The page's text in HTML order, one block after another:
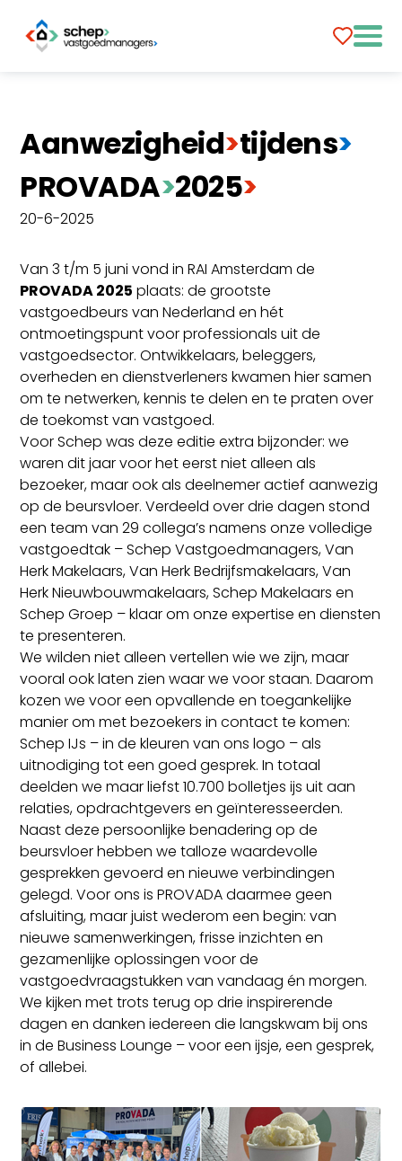
Aanwezigheid>tijdens>
PROVADA>​2025>
20-6-2025
Van 3 t/m 5 juni vond in RAI Amsterdam de
PROVADA 2025 plaats: de grootste
vastgoedbeurs van Nederland en hét
ontmoetingspunt voor professionals uit de
vastgoedsector. Ontwikkelaars, beleggers,
overheden en dienstverleners kwamen hier samen
om te netwerken, kennis te delen en te praten over
de toekomst van vastgoed.
Voor Schep was deze editie extra bijzonder: we
waren dit jaar voor het eerst niet alleen als
bezoeker, maar ook als deelnemer actief aanwezig
op de beursvloer. Verdeeld over drie dagen stond
een team van 29 collega’s namens onze volledige
vastgoedtak – Schep Vastgoedmanagers, Van
Herk Makelaars, Van Herk Bedrijfsmakelaars, Van
Herk Nieuwbouwmakelaars, Schep Makelaars en
Schep Groep – klaar om onze expertise en diensten
te presenteren.
We wilden niet alleen vertellen wie we zijn, maar
vooral ook laten zien waar we voor staan. Daarom
kozen we voor een opvallende en toegankelijke
manier om met bezoekers in contact te komen:
Schep IJs – in de kleuren van ons logo – als
uitnodiging tot een goed gesprek. In totaal
deelden we maar liefst 10.700 bolletjes ijs uit aan
relaties, opdrachtgevers en geïnteresseerden.
Naast deze persoonlijke benadering op de
beursvloer hebben we talloze waardevolle
gesprekken gevoerd en nieuwe verbindingen
gelegd. Voor ons is PROVADA daarmee geen
afsluiting, maar juist wederom een begin: van
nieuwe samenwerkingen, frisse inzichten en
gezamenlijke oplossingen voor de
vastgoedvraagstukken van vandaag én morgen.
We kijken met trots terug op drie inspirerende
dagen en danken iedereen die langskwam bij ons
in de Business Lounge – voor een ijsje, een gesprek,
of allebei.